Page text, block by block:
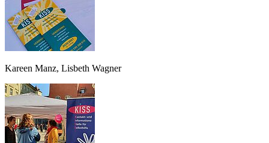
Kareen Manz, Lisbeth Wagner